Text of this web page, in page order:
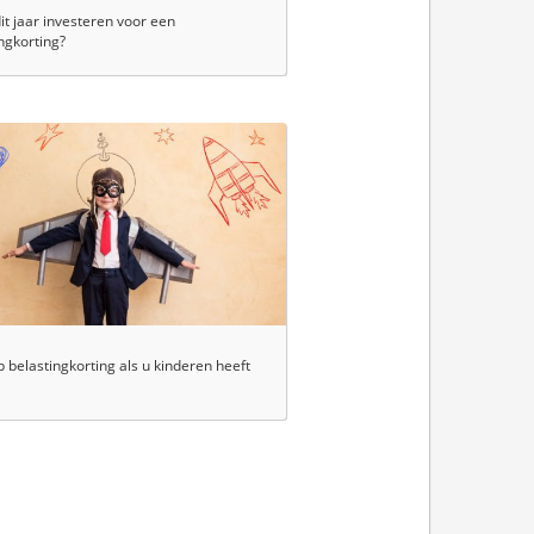
jaar investeren voor een
belastingkorting als u kinderen heeft